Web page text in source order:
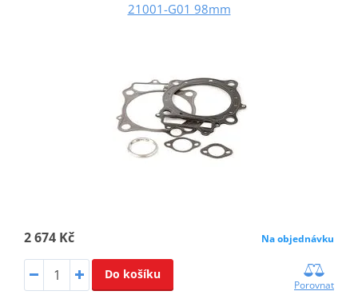
21001-G01 98mm
2 674 Kč Na objednávku
Do košíku
Porovnat